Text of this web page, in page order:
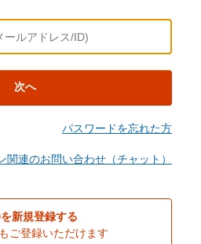
次へ
パスワードを忘れた方
関連のお問い合わせ（チャット）
新規登録する
ご登録いただけます